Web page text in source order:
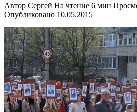
Автор Сергей На чтение 6 мин
Опубликовано 10.05.2015